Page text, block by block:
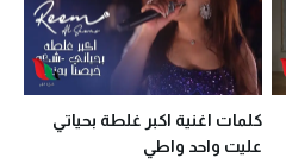
كلمات اغنية اكبر غلطة بحياتي
عليت واحد واطي